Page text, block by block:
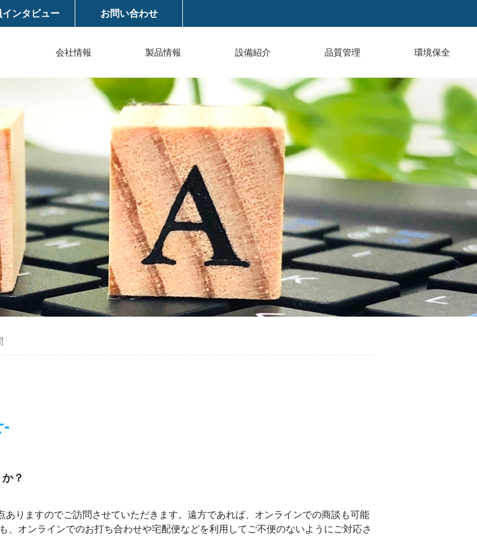
インタビュー お問い合わせ
会社情報 製品情報 設備紹介 品質管理 環境保全
-
？
りますのでご訪問させていただきます。遠方であれば、オンラインでの商談も可能
、オンラインでのお打ち合わせや宅配便などを利用してご不便のないようにご対応さ